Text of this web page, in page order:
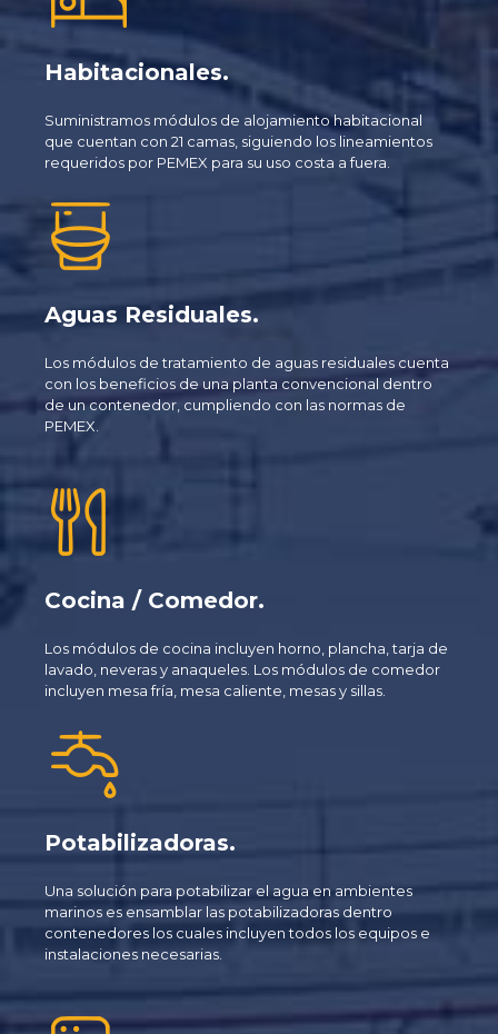
Habitacionales.
Suministramos módulos de alojamiento habitacional
que cuentan con 21 camas, siguiendo los lineamientos
requeridos por PEMEX para su uso costa a fuera.
Aguas Residuales.
Los módulos de tratamiento de aguas residuales cuenta
con los beneficios de una planta convencional dentro
de un contenedor, cumpliendo con las normas de
PEMEX.
Cocina / Comedor.
Los módulos de cocina incluyen horno, plancha, tarja de
lavado, neveras y anaqueles. Los módulos de comedor
incluyen mesa fría, mesa caliente, mesas y sillas.
Potabilizadoras.
Una solución para potabilizar el agua en ambientes
marinos es ensamblar las potabilizadoras dentro
contenedores los cuales incluyen todos los equipos e
instalaciones necesarias.